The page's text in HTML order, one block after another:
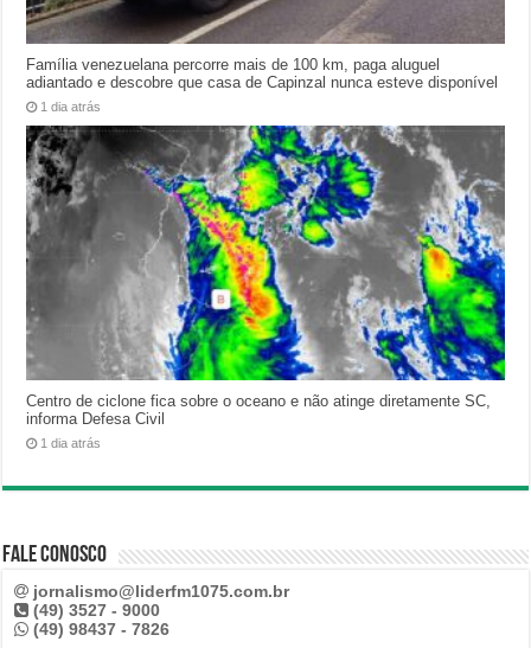
Família venezuelana percorre mais de 100 km, paga aluguel
adiantado e descobre que casa de Capinzal nunca esteve disponível
1 dia atrás
Centro de ciclone fica sobre o oceano e não atinge diretamente SC,
informa Defesa Civil
1 dia atrás
Fale Conosco
jornalismo@liderfm1075.com.br
(49) 3527 - 9000
(49) 98437 - 7826